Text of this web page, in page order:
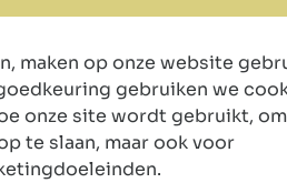
maken op onze website
gebruiken we
onze site wordt gebruikt, om
te slaan, maar ook voor